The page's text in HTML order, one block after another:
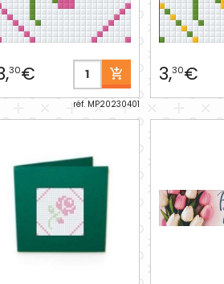
30€
réf. MP20230401
3,30€